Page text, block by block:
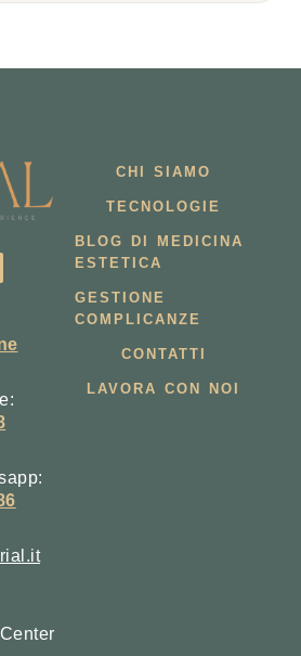
CHI SIAMO
TECNOLOGIE
BLOG DI MEDICINA
ESTETICA
GESTIONE
COMPLICANZE
CONTATTI
LAVORA CON NOI